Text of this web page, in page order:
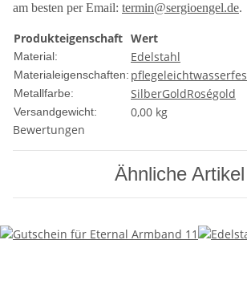
am besten per Email: termin@sergioengel.de.
Produkteigenschaft Wert
Material: Edelstahl
Materialeigenschaften: pflegeleicht
Metallfarbe: SilberGoldRoségold
Versandgewicht:
0,00 kg
Bewertungen
Ähnliche Artikel